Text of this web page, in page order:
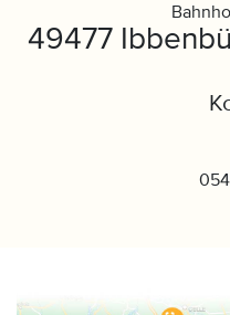
49477